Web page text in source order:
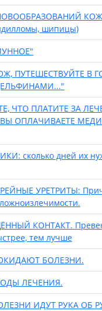
шипицы)
ПУТЕШЕСТВУЙТЕ В
ЧТО ПЛАТИТЕ ЗА
ОПЛАЧИВАЕТЕ
сколько дней их
УРЕТРИТЫ:
КОНТАКТ.
тем лучше
БОЛЕЗНИ.
ЛЕЧЕНИЯ.
ИДУТ РУКА ОБ